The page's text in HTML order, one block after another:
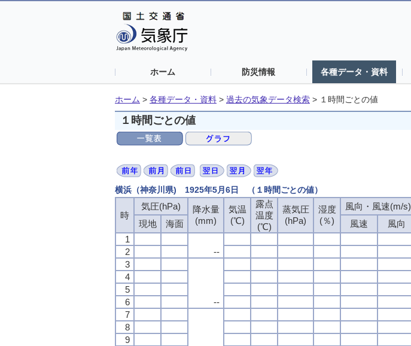
ホーム 防災情報 各種データ・資料
ホーム > 各種データ・資料 > 過去の気象データ検索 > １時間ごとの値
１時間ごとの値
横浜（神奈川県) 1925年5月6日 （１時間ごとの値）
時
気圧(hPa)
降水量
(mm)
気温
(℃)
露点
温度
(℃)
蒸気圧
(hPa)
湿度
(％)
風向・風速(m/s)
現地 海面 風速 風向
1
--
2
3
--
4
5
6
7
8
9